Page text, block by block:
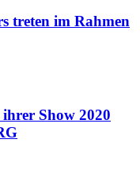
treten im Rahmen
Show 2020